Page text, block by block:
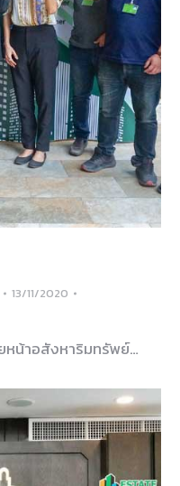
13/11/2020
หน้าอสังหาริมทรัพย์…